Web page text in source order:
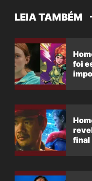
LEIA TAMBÉM
foi
final